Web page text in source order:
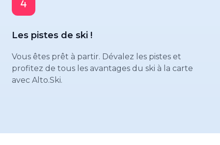
Les pistes de ski !
Vous êtes prêt à partir. Dévalez les pistes et
profitez de tous les avantages du ski à la carte
avec Alto.Ski.